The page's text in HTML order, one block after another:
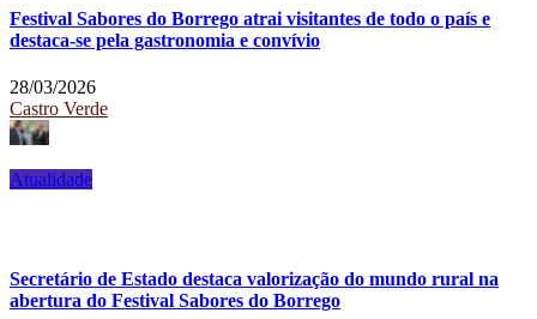
Festival Sabores do Borrego atrai visitantes de todo o país e
destaca-se pela gastronomia e convívio
28/03/2026
Castro Verde
Atualidade
Secretário de Estado destaca valorização do mundo rural na
abertura do Festival Sabores do Borrego